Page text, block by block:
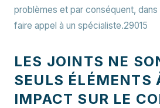
problèmes et par conséquent,
faire appel à un spécialiste.29015
LES JOINTS NE
SEULS ÉLÉMENTS
IMPACT SUR LE